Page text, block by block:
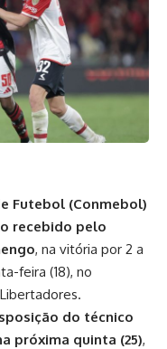
Futebol (Conmebol)
recebido pelo
, na vitória por 2 a
feira (18), no
do técnico
próxima quinta (25),